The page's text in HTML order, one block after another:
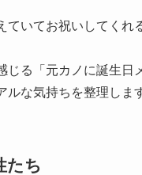
ていてお祝いしてく
る「元カノに誕生日
な気持ちを整理しま
たち